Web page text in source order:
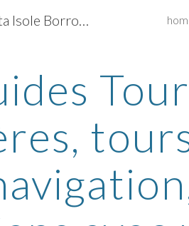
Skip to main
Guida Lago Maggiore d'Orta Isole Borromee Micaela